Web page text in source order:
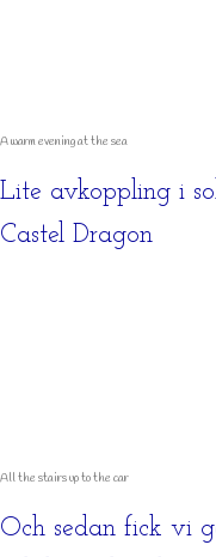
A warm evening at the sea
Lite avkoppling i
Castel Dragon
All the stairs up to the car
Och sedan fick vi